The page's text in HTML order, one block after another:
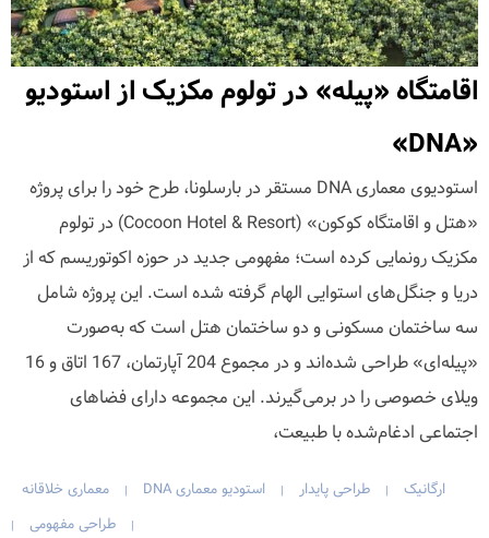
اقامتگاه «پیله» در تولوم مکزیک از استودیو
«DNA»
استودیوی معماری DNA مستقر در بارسلونا، طرح خود را برای پروژه
«هتل و اقامتگاه کوکون» (Cocoon Hotel & Resort) در تولوم
مکزیک رونمایی کرده است؛ مفهومی جدید در حوزه اکوتوریسم که از
دریا و جنگل‌های استوایی الهام گرفته شده است. این پروژه شامل
سه ساختمان مسکونی و دو ساختمان هتل است که به‌صورت
«پیله‌ای» طراحی شده‌اند و در مجموع 204 آپارتمان، 167 اتاق و 16
ویلای خصوصی را در بر‌می‌گیرند. این مجموعه دارای فضاهای
اجتماعی ادغام‌شده با طبیعت،
ارگانیک | طراحی پایدار | استودیو معماری DNA | معماری خلاقانه
| طراحی مفهومی |